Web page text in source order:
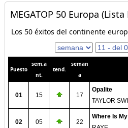
MEGATOP 50 Europa
Los 50 éxitos del continente
Puesto
sem.a
nt.
tend.
seman
a
01 15 17
Opalite
TAYLOR
02 05 22
Where Is